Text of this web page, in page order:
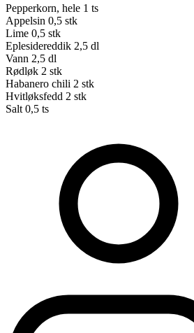
Pepperkorn, hele 1 ts
Appelsin 0,5 stk
Lime 0,5 stk
Eplesidereddik 2,5 dl
Vann 2,5 dl
Rødløk 2 stk
Habanero chili 2 stk
Hvitløksfedd 2 stk
Salt 0,5 ts